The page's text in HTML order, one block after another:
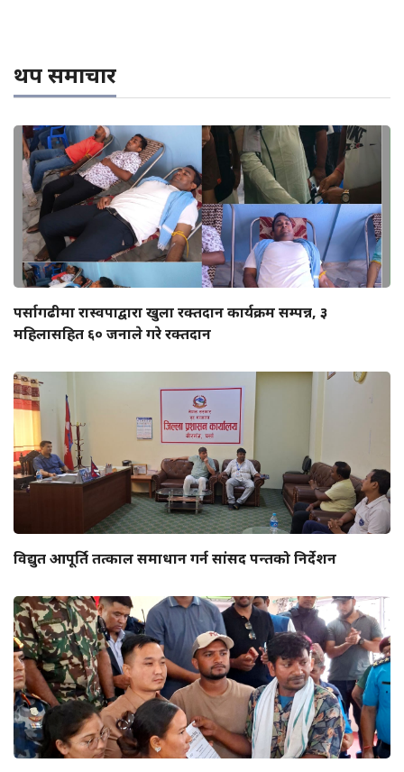
थप समाचार
पर्सागढीमा रास्वपाद्वारा खुला रक्तदान कार्यक्रम सम्पन्न, ३
महिलासहित ६० जनाले गरे रक्तदान
विद्युत आपूर्ति तत्काल समाधान गर्न सांसद पन्तको निर्देशन